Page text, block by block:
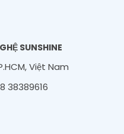
SUNSHINE
Việt Nam
38389616